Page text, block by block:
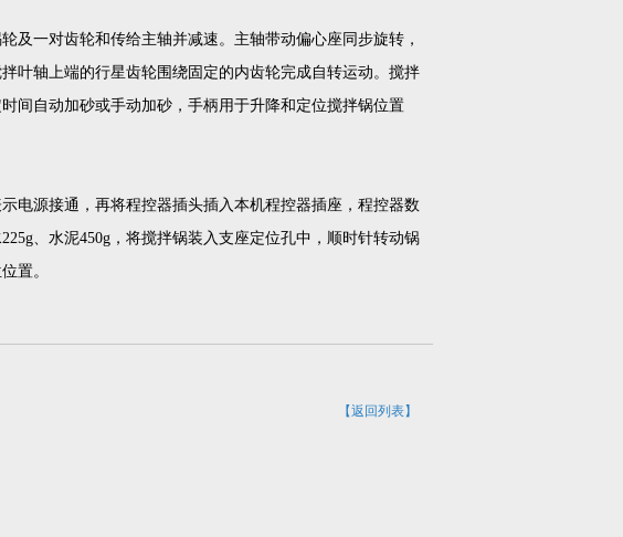
及一对齿轮和传给主轴并减速。主轴带动偏心座同步旋转，
叶轴上端的行星齿轮围绕固定的内齿轮完成自转运动。搅拌
间自动加砂或手动加砂，手柄用于升降和定位搅拌锅位置
电源接通，再将程控器插头插入本机程控器插座，程控器数
、水泥450g，将搅拌锅装入支座定位孔中，顺时针转动锅
置。
【返回列表】